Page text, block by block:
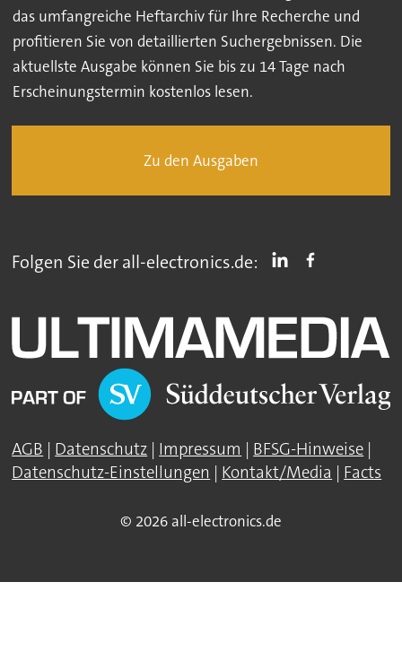
das umfangreiche Heftarchiv für Ihre Recherche und
profitieren Sie von detaillierten Suchergebnissen. Die
aktuellste Ausgabe können Sie bis zu 14 Tage nach
Erscheinungstermin kostenlos lesen.
Zu den Ausgaben
Folgen Sie der all-electronics.de:
AGB | Datenschutz | Impressum | BFSG-Hinweise |
Datenschutz-Einstellungen | Kontakt/Media | Facts
© 2026 all-electronics.de